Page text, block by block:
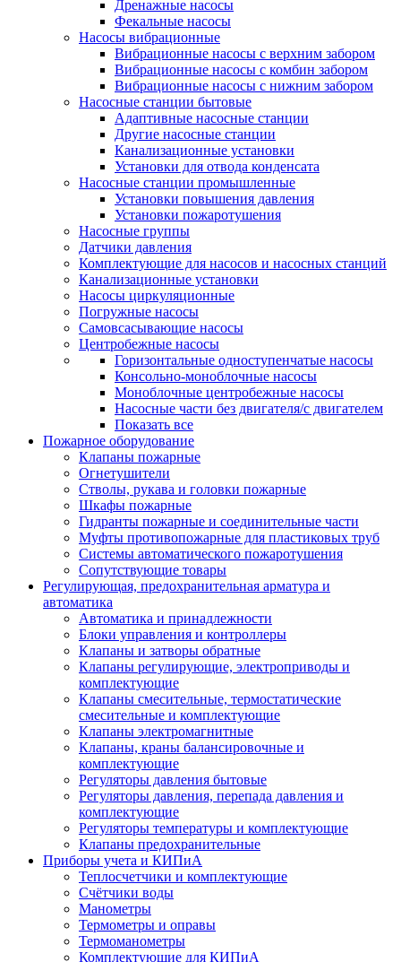
Дренажные насосы
Фекальные насосы
Насосы вибрационные
Вибрационные насосы с верхним забором
Вибрационные насосы с комбин забором
Вибрационные насосы с нижним забором
Насосные станции бытовые
Адаптивные насосные станции
Другие насосные станции
Канализационные установки
Установки для отвода конденсата
Насосные станции промышленные
Установки повышения давления
Установки пожаротушения
Насосные группы
Датчики давления
Комплектующие для насосов и насосных станций
Канализационные установки
Насосы циркуляционные
Погружные насосы
Самовсасывающие насосы
Центробежные насосы
Горизонтальные одноступенчатые насосы
Консольно-моноблочные насосы
Моноблочные центробежные насосы
Насосные части без двигателя/с двигателем
Показать все
Пожарное оборудование
Клапаны пожарные
Огнетушители
Стволы, рукава и головки пожарные
Шкафы пожарные
Гидранты пожарные и соединительные части
Муфты противопожарные для пластиковых труб
Системы автоматического пожаротушения
Сопутствующие товары
Регулирующая, предохранительная арматура и
автоматика
Автоматика и принадлежности
Блоки управления и контроллеры
Клапаны и затворы обратные
Клапаны регулирующие, электроприводы и
комплектующие
Клапаны смесительные, термостатические
смесительные и комплектующие
Клапаны электромагнитные
Клапаны, краны балансировочные и
комплектующие
Регуляторы давления бытовые
Регуляторы давления, перепада давления и
комплектующие
Регуляторы температуры и комплектующие
Клапаны предохранительные
Приборы учета и КИПиА
Теплосчетчики и комплектующие
Счётчики воды
Манометры
Термометры и оправы
Термоманометры
Комплектующие для КИПиА